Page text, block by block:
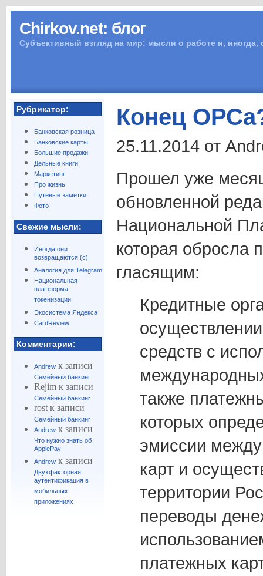
Chirkov.net: блог
Субъективный взгляд на мир: мысли о работе и,
Рубрикатор:
Банковская розница
Банковские карты
Большие продажи
Дельные книги
Маркетинг
Про жизнь
Путевые заметки
Фото
Свежие мысли:
Иногда они
возвращаются (с)
Аналогия для Telegram
Национальная
платформа
токенизации
Экосистема Яндекса
CardReview
Комментарии:
Andrewк записи
Семейный банкинг
Rejimк записи
Семейный банкинг
rostк записи
Семейный банкинг
Andrewк записи
Что нужно знать об
ApplePay
Andrewк записи
Двухфакторная
аутентификация в
мобильных
приложениях
Конец
25.11.2014 от
Прошел уже
обновленной
Национальной
которая обросла
гласящим:
Кредитные
средств с
также
которых
эмиссии
карт и
территории
переводы
платежных